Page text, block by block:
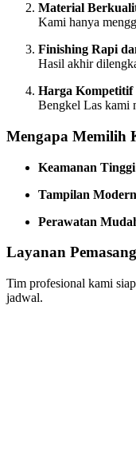
Material
Kami hanya
Finishing Rapi
Hasil akhir
Harga Kompetitif
Bengkel Las kami
Mengapa Memilih
Keamanan
Tampilan
Perawatan
Layanan
Tim profesional kami
jadwal.